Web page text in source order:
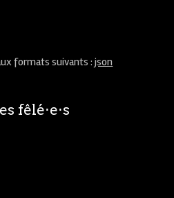
formats suivants :json
fêlé⋅e⋅s